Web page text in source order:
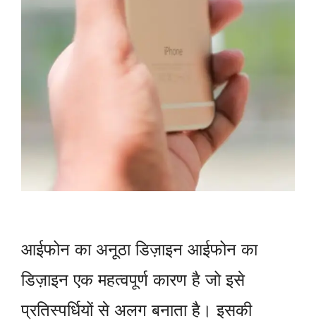
आईफोन का अनूठा डिज़ाइन आईफोन का
डिज़ाइन एक महत्वपूर्ण कारण है जो इसे
प्रतिस्पर्धियों से अलग बनाता है। इसकी